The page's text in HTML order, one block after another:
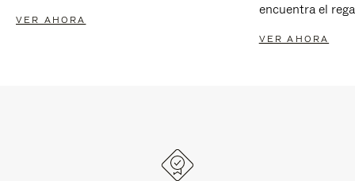
VER AHORA
encuentra el
VER AHORA